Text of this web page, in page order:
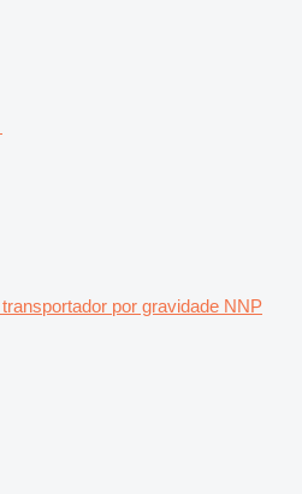
transportador por gravidade NNP